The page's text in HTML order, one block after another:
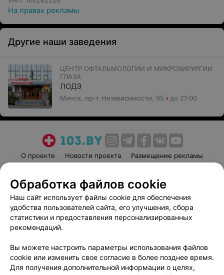
На правах рекламы
Другие наши заведения
ЦЕНТР ОФТАЛЬМОЛОГИИ И МИКРОХИРУРГИИ
ГЛАЗА
ЛОДЭ
Минск, пр-т Независимости, 95 до 21:00
О проекте Новости проекта
Размещение рекламы
Пользовательское соглашение
Способы оплаты
Вакансии
Партнеры
Написать руководителю 103.by
Обработка персональных данных
Обработка файлов cookie
Наш сайт использует файлы cookie для обеспечения
удобства пользователей сайта, его улучшения, сбора
статистики и предоставления персонализированных
рекомендаций.
Вы можете настроить параметры использования файлов
cookie или изменить свое согласие в более позднее время.
Для получения дополнительной информации о целях,